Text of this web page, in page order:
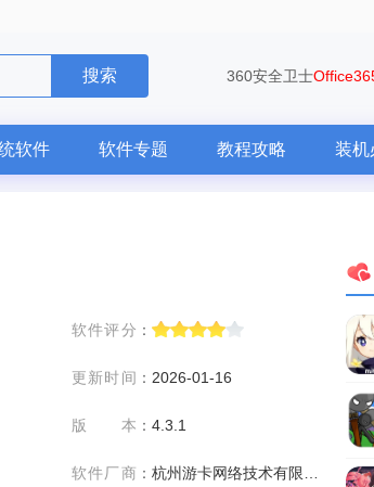
搜索 360安全卫士
软件 软件专题 教程攻略 装机
软件评分 ：
更新时间 ： 2026-01-16
版本 ： 4.3.1
软件厂商 ：